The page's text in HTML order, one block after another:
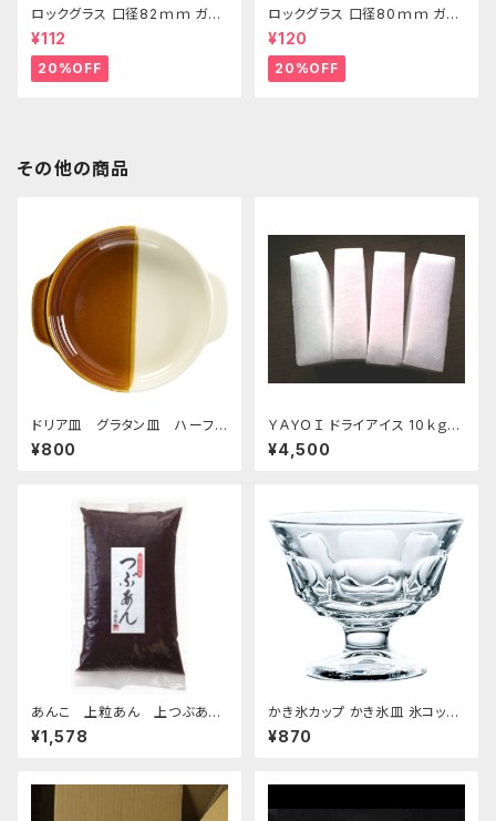
ロックグラス 口径82ｍｍ ガラ
ス製 250cc
¥112
20%OFF
ロックグラス 口径80ｍｍ ガラ
ス製 220cc
¥120
20%OFF
その他の商品
ドリア皿 グラタン皿 ハーフ＆
ハーフ ブラウン
¥800
ＹＡＹＯＩ ドライアイス 10ｋｇ
おすすめ
¥4,500
あんこ 上粒あん 上つぶあん
1kg-老舗あんこ屋のこだわり餡
¥1,578
かき氷カップ かき氷皿 氷コップ
デザートカップ、アイスクリーム
カップ 340ml 東洋佐々木ガラ
¥870